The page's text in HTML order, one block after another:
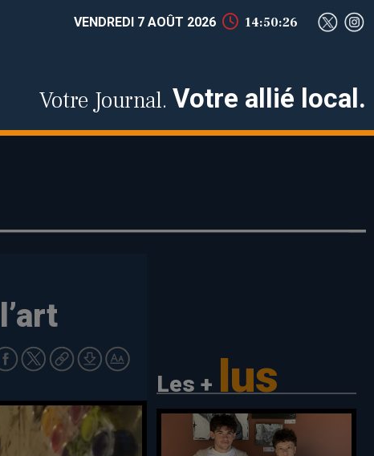
VENDREDI 7 AOÛT 2026 14:50:27
Votre Journal. Votre allié local.
Les + lus